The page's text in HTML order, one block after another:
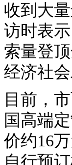
收到大
访时表
索量登
经济社
目前，
国高端
价约16
自行预